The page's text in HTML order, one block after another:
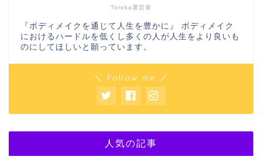
Toreka運営者
『ボディメイクを通じて人生を豊かに』 ボディメイク
におけるハードルを低くし多くの人が人生をより良いも
のにしてほしいと願っています。
＼ Follow me ／
人気の記事